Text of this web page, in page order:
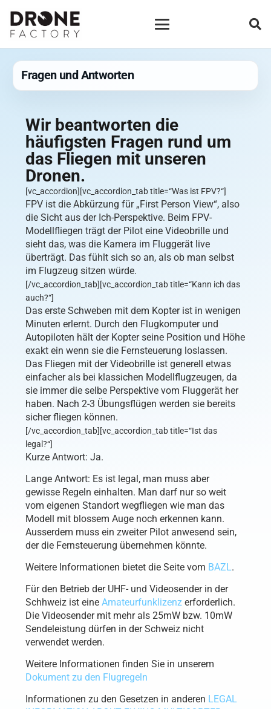
Fragen und Antworten
Wir beantworten die
häufigsten Fragen rund um
das Fliegen mit unseren
Dronen.
[vc_accordion][vc_accordion_tab title=“Was ist FPV?“]
FPV ist die Abkürzung für „First Person View“, also
die Sicht aus der Ich-Perspektive. Beim FPV-
Modellfliegen trägt der Pilot eine Videobrille und
sieht das, was die Kamera im Fluggerät live
überträgt. Das fühlt sich so an, als ob man selbst
im Flugzeug sitzen würde.
[/vc_accordion_tab][vc_accordion_tab title=“Kann ich das
auch?“]
Das erste Schweben mit dem Kopter ist in wenigen
Minuten erlernt. Durch den Flugkomputer und
Autopiloten hält der Kopter seine Position und Höhe
exakt ein wenn sie die Fernsteuerung loslassen.
Das Fliegen mit der Videobrille ist generell etwas
einfacher als bei klassichen Modellflugzeugen, da
sie immer die selbe Perspektive vom Fluggerät her
haben. Nach 2-3 Übungsflügen werden sie bereits
sicher fliegen können.
[/vc_accordion_tab][vc_accordion_tab title=“Ist das
legal?“]
Kurze Antwort: Ja.
Lange Antwort: Es ist legal, man muss aber
gewisse Regeln einhalten. Man darf nur so weit
vom eigenen Standort wegfliegen wie man das
Modell mit blossem Auge noch erkennen kann.
Ausserdem muss ein zweiter Pilot anwesend sein,
der die Fernsteuerung übernehmen könnte.
Weitere Informationen bietet die Seite vom BAZL.
Für den Betrieb der UHF- und Videosender in der
Schhweiz ist eine Amateurfunklizenz erforderlich.
Die Videosender mit mehr als 25mW bzw. 10mW
Sendeleistung dürfen in der Schweiz nicht
verwendet werden.
Weitere Informationen finden Sie in unserem
Dokument zu den Flugregeln
Informationen zu den Gesetzen in anderen LEGAL